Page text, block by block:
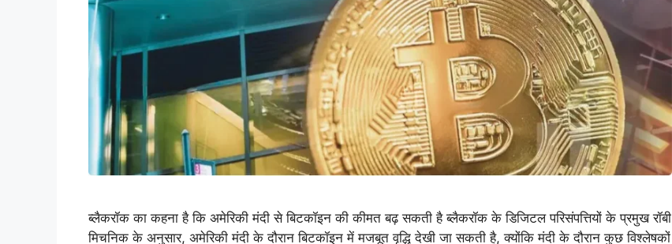
ब्लैकरॉक का कहना है कि अमेरिकी मंदी से बिटकॉइन की कीमत बढ़ सकती है ब्लैकरॉक के डिजिटल परिसंपत्तियों के प्रमुख रॉबी
मिचनिक के अनुसार, अमेरिकी मंदी के दौरान बिटकॉइन में मजबूत वृद्धि देखी जा सकती है, क्योंकि मंदी के दौरान कुछ विश्लेषकों